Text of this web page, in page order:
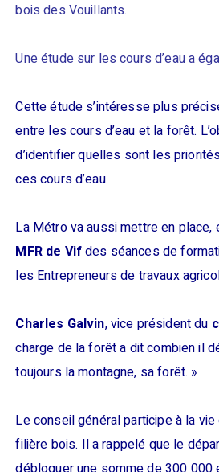
bois des Vouillants.
Une étude sur les cours d’eau a
Cette étude s’intéresse plus
entre les cours d’eau et la forêt.
d’identifier quelles sont les
ces cours d’eau.
La Métro va aussi mettre en place,
MFR de Vifdes séances de
les Entrepreneurs de travaux
Charles Galvin, vice président du
charge de la forêt a dit combien il
toujours la montagne, sa forêt. »
Le conseil général participe à la
filière bois. Il a rappelé que le